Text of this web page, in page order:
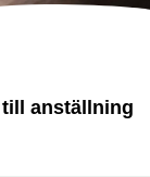
anställning